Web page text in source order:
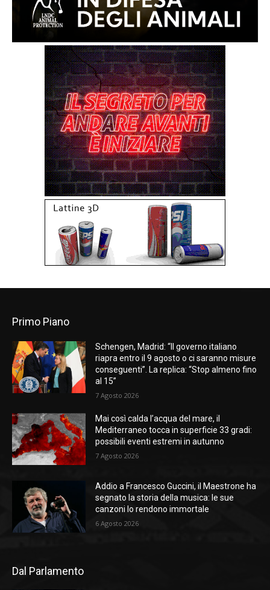
Primo Piano
Schengen, Madrid: “Il governo italiano
riapra entro il 9 agosto o ci saranno misure
conseguenti”. La replica: “Stop almeno fino
al 15”
7 Agosto 2026
Mai così calda l’acqua del mare, il
Mediterraneo tocca in superficie 33 gradi:
possibili eventi estremi in autunno
7 Agosto 2026
Addio a Francesco Guccini, il Maestrone ha
segnato la storia della musica: le sue
canzoni lo rendono immortale
6 Agosto 2026
Dal Parlamento